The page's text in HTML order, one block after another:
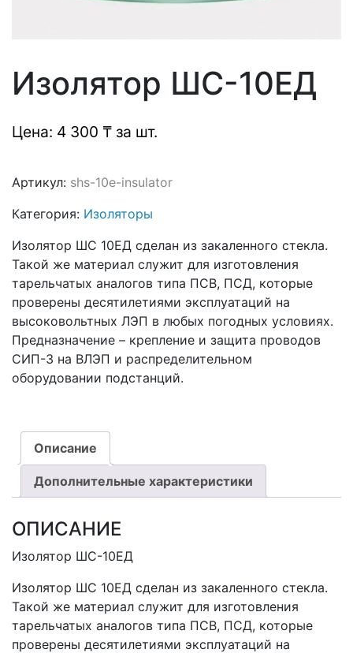
Изолятор ШС-10ЕД
Цена: 4 300 ₸ за шт.
Артикул: shs-10e-insulator
Категория: Изоляторы
Изолятор ШС 10ЕД сделан из закаленного стекла.
Такой же материал служит для изготовления
тарельчатых аналогов типа ПСВ, ПСД, которые
проверены десятилетиями эксплуатаций на
высоковольтных ЛЭП в любых погодных условиях.
Предназначение – крепление и защита проводов
СИП-3 на ВЛЭП и распределительном
оборудовании подстанций.
Описание
Дополнительные характеристики
ОПИСАНИЕ
Изолятор ШС-10ЕД
Изолятор ШС 10ЕД сделан из закаленного стекла.
Такой же материал служит для изготовления
тарельчатых аналогов типа ПСВ, ПСД, которые
проверены десятилетиями эксплуатаций на